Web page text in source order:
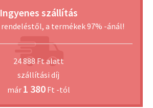
Ingyenes szállítás
rendeléstől, a termékek 97% -ánál!
24 888 Ft alatt
szállítási díj
már 1 380Ft -tól